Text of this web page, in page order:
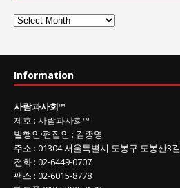
사
회
목
록
Information
사람과사회™
제호 : 사람과사회™
발행인·편집인 : 김종영
주소 : 01304서울특별시 도봉구 도봉산3길
전화 : 02-6449-0707
팩스 : 02-6015-8778